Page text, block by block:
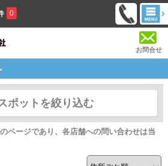
0
お問合せ
ポットを絞り込む
ページであり、各店舗への問い合わせは当